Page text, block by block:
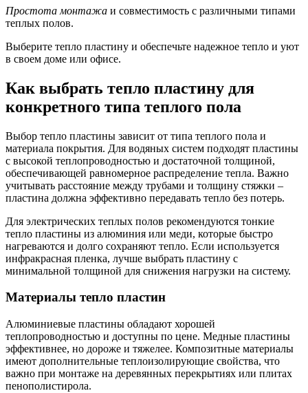
Простота монтажа и совместимость с различными типами
теплых полов.
Выберите тепло пластину и обеспечьте надежное тепло и уют
в своем доме или офисе.
Как выбрать тепло пластину для
конкретного типа теплого пола
Выбор тепло пластины зависит от типа теплого пола и
материала покрытия. Для водяных систем подходят пластины
с высокой теплопроводностью и достаточной толщиной,
обеспечивающей равномерное распределение тепла. Важно
учитывать расстояние между трубами и толщину стяжки –
пластина должна эффективно передавать тепло без потерь.
Для электрических теплых полов рекомендуются тонкие
тепло пластины из алюминия или меди, которые быстро
нагреваются и долго сохраняют тепло. Если используется
инфракрасная пленка, лучше выбрать пластину с
минимальной толщиной для снижения нагрузки на систему.
Материалы тепло пластин
Алюминиевые пластины обладают хорошей
теплопроводностью и доступны по цене. Медные пластины
эффективнее, но дороже и тяжелее. Композитные материалы
имеют дополнительные теплоизолирующие свойства, что
важно при монтаже на деревянных перекрытиях или плитах
пенополистирола.